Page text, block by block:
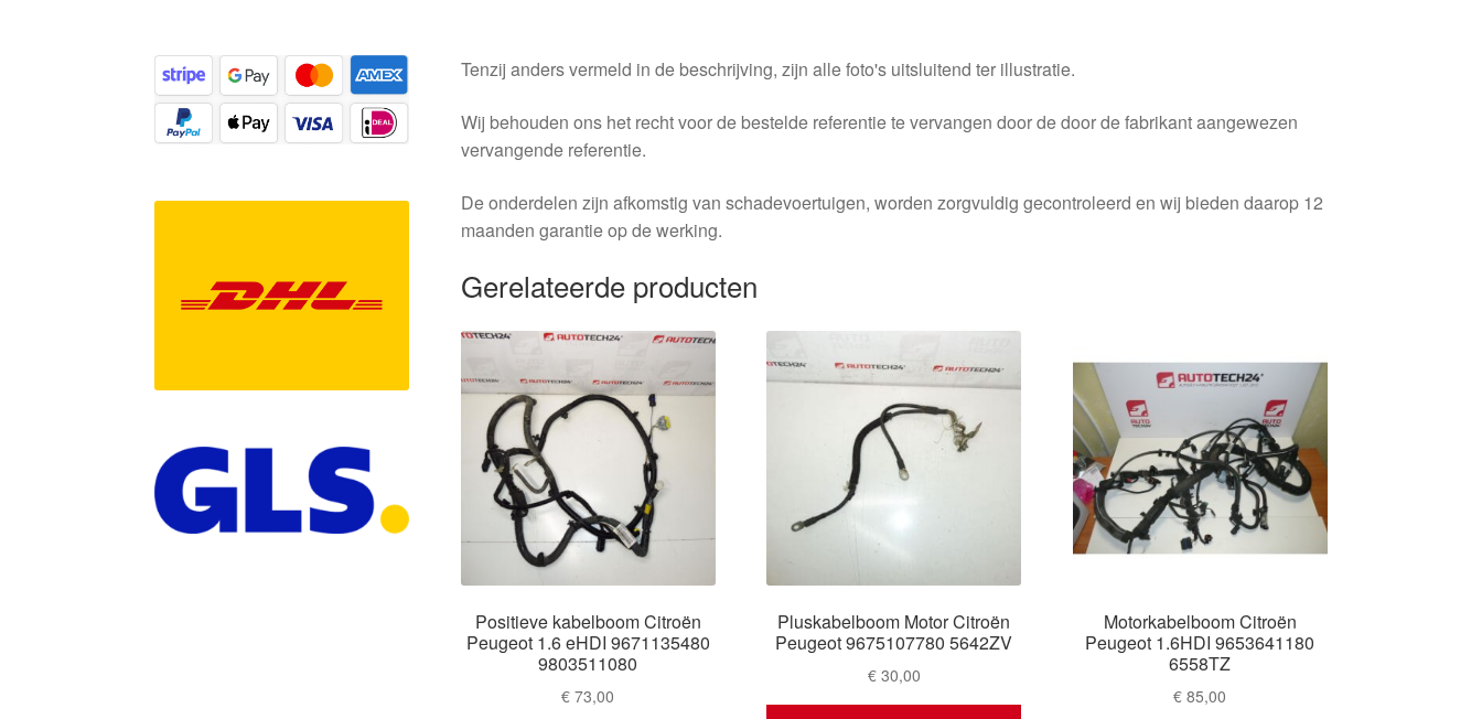
Tenzij anders vermeld in de beschrijving, zijn alle foto's uitsluitend ter illustratie.
Wij behouden ons het recht voor de bestelde referentie te vervangen door de door de fabrikant aangewezen
vervangende referentie.
De onderdelen zijn afkomstig van schadevoertuigen, worden zorgvuldig gecontroleerd en wij bieden daarop 12
maanden garantie op de werking.
Gerelateerde producten
Positieve kabelboom Citroën
Peugeot 1.6 eHDI 9671135480
9803511080
€ 73,00
Pluskabelboom Motor Citroën
Peugeot 9675107780 5642ZV
€30,00
Motorkabelboom Citroën
Peugeot 1.6HDI 9653641180
6558TZ
€ 85,00